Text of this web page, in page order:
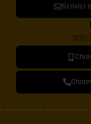
Scrivici